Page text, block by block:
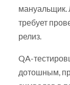
мануальщик.
требует
релиз.
QA-
дотошным,